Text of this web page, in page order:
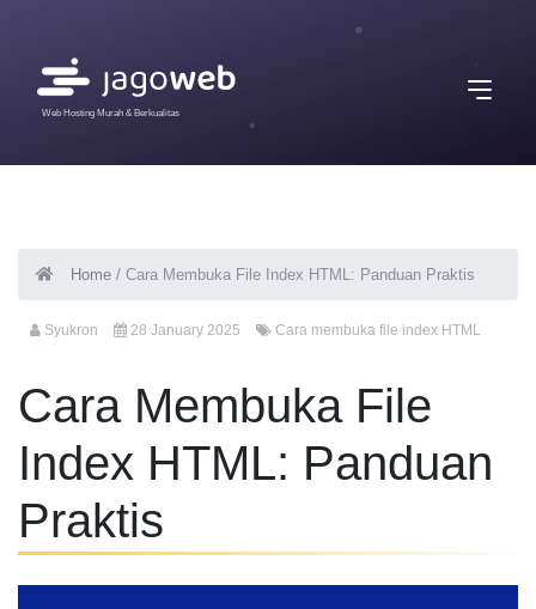
Web Hosting Murah & Berkualitas
Home / Cara Membuka File Index HTML: Panduan Praktis
Syukron 28 January 2025 Cara membuka file index HTML
Cara Membuka File
Index HTML: Panduan
Praktis